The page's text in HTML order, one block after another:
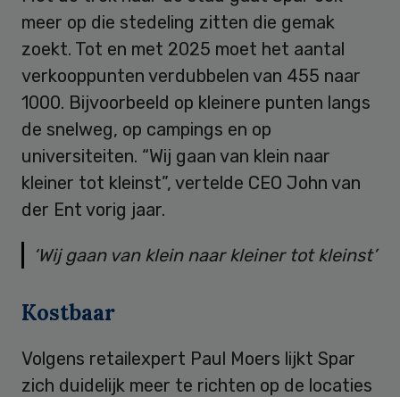
meer op die stedeling zitten die gemak
zoekt. Tot en met 2025 moet het aantal
verkooppunten verdubbelen van 455 naar
1000. Bijvoorbeeld op kleinere punten langs
de snelweg, op campings en op
universiteiten. “Wij gaan van klein naar
kleiner tot kleinst”, vertelde CEO John van
der Ent vorig jaar.
‘Wij gaan van klein naar kleiner tot kleinst’
Kostbaar
Volgens retailexpert Paul Moers lijkt Spar
zich duidelijk meer te richten op de locaties